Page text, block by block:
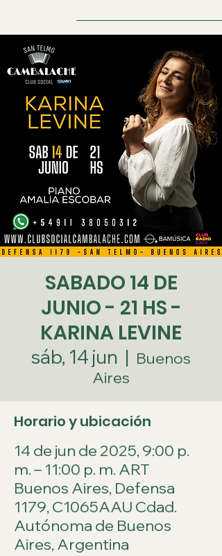
SABADO 14 DE
JUNIO - 21 HS -
KARINA LEVINE
sáb, 14 jun
  |
Buenos
Aires
Horario y ubicación
14 de jun de 2025, 9:00 p.
m. – 11:00 p. m. ART
Buenos Aires, Defensa
1179, C1065AAU Cdad.
Autónoma de Buenos
Aires, Argentina